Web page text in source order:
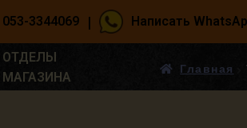
053-3344069 | Написать
ОТДЕЛЫ
МАГАЗИНА
Главная